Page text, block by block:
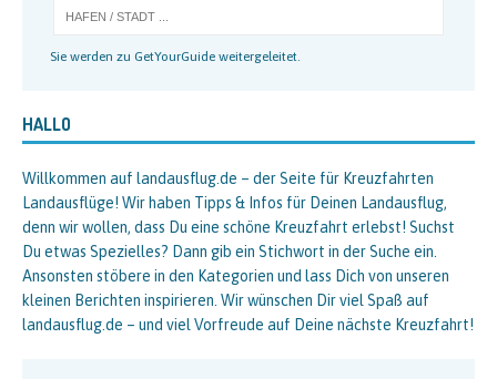
Sie werden zu GetYourGuide weitergeleitet.
HALLO
Willkommen auf landausflug.de – der Seite für Kreuzfahrten
Landausflüge! Wir haben Tipps & Infos für Deinen Landausflug,
denn wir wollen, dass Du eine schöne Kreuzfahrt erlebst! Suchst
Du etwas Spezielles? Dann gib ein Stichwort in der Suche ein.
Ansonsten stöbere in den Kategorien und lass Dich von unseren
kleinen Berichten inspirieren. Wir wünschen Dir viel Spaß auf
landausflug.de – und viel Vorfreude auf Deine nächste Kreuzfahrt!